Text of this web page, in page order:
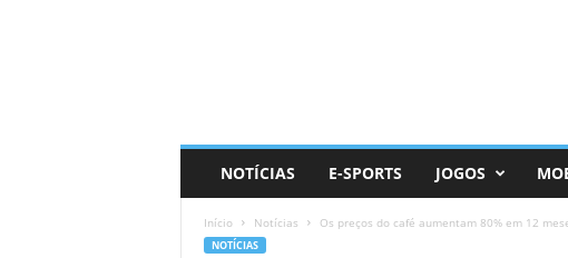
NOTÍCIAS E-SPORTS JOGOS
Início Notícias Os preços do café aumentam 80% em 12
NOTÍCIAS